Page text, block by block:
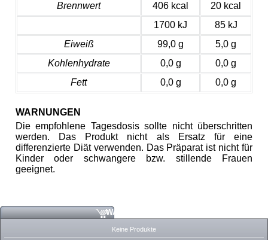
Brennwert
406 kcal
20 kcal
1700 kJ
85 kJ
Eiweiß
99,0 g
5,0 g
Kohlenhydrate
0,0 g
0,0 g
Fett
0,0 g 0,0 g
WARNUNGEN
Die empfohlene Tagesdosis sollte nicht überschritten
werden. Das Produkt nicht als Ersatz für eine
differenzierte Diät verwenden. Das Präparat ist nicht für
Kinder oder schwangere bzw. stillende Frauen
geeignet.
WARENKORB
Keine Produkte